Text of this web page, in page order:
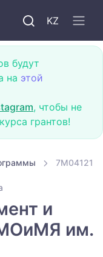
KZ
будут
на этой
, чтобы не
грантов!
7M04121
и
им.